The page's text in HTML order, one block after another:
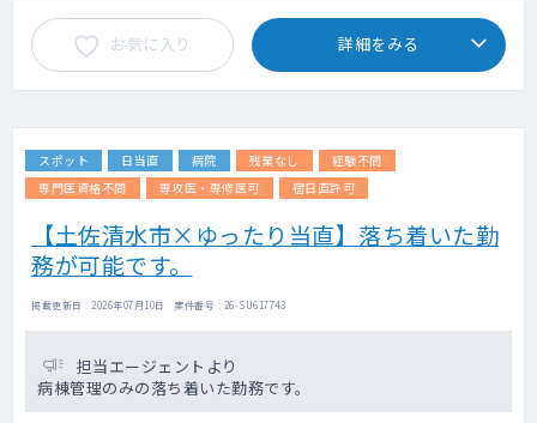
お気に入り 詳細をみる
スポット 日当直 病院 残業なし
経験不問
専門医資格不問
専攻医・専修医可 宿日直許可
【土佐清水市×ゆったり当直】落ち着いた勤
務が可能です。
掲載更新日 : 2026年07月10日 案件番号 : 26-SU617743
担当エージェントより
病棟管理のみの落ち着いた勤務です。